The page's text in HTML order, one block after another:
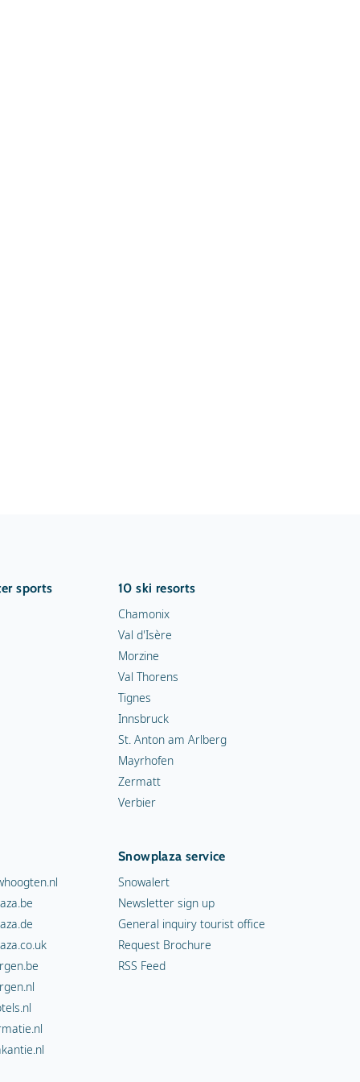
sports
10 ski resorts
Chamonix
Val d'Isère
Morzine
Val Thorens
Tignes
Innsbruck
St. Anton am Arlberg
Mayrhofen
Zermatt
Verbier
Snowplaza service
Snowalert
Newsletter sign up
General inquiry tourist office
Request Brochure
RSS Feed